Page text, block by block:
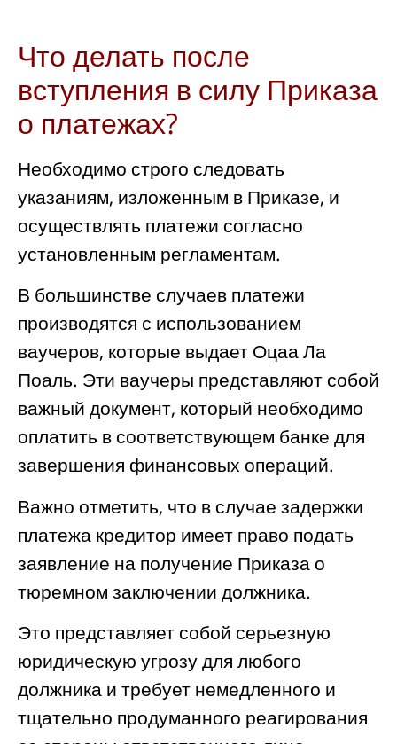
Что делать после
вступления в силу Приказа
о платежах?
Необходимо строго следовать
указаниям, изложенным в Приказе, и
осуществлять платежи согласно
установленным регламентам.
В большинстве случаев платежи
производятся с использованием
ваучеров, которые выдает Оцаа Ла
Поаль. Эти ваучеры представляют собой
важный документ, который необходимо
оплатить в соответствующем банке для
завершения финансовых операций.
Важно отметить, что в случае задержки
платежа кредитор имеет право подать
заявление на получение Приказа о
тюремном заключении должника.
Это представляет собой серьезную
юридическую угрозу для любого
должника и требует немедленного и
тщательно продуманного реагирования